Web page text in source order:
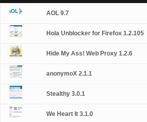
AOL 9.7
Hola Unblocker for Firefox 1.2.105
Hide My Ass! Web Proxy 1.2.6
anonymoX 2.1.1
Stealthy 3.0.1
We Heart It 3.1.0